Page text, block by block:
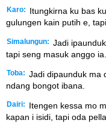
Karo:
Itungkirna ku bas
gulungen kain putih e,
Simalungun: Jadi
tapi seng masuk anggo ia.
Toba: Jadi dipaunduk ma
ndang bongot ibana.
Dairi:
Itengen kessa mo
kapan i isidi, tapi oda